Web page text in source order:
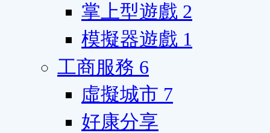
掌上型遊戲 2
模擬器遊戲 1
工商服務 6
虛擬城市 7
好康分享